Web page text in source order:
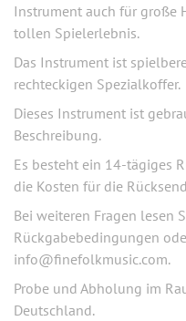
Instrument auch für große
tollen Spielerlebnis.
Das Instrument ist
rechteckigen Spezialkoffer.
Dieses Instrument ist
Beschreibung.
Es besteht ein 14-tägiges
die Kosten für die
Bei weiteren Fragen lesen
Rückgabebedingungen
info@finefolkmusic.com.
Probe und Abholung im
Deutschland.